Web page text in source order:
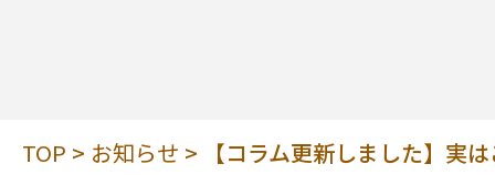
TOP お知らせ 【コラム更新しました】実